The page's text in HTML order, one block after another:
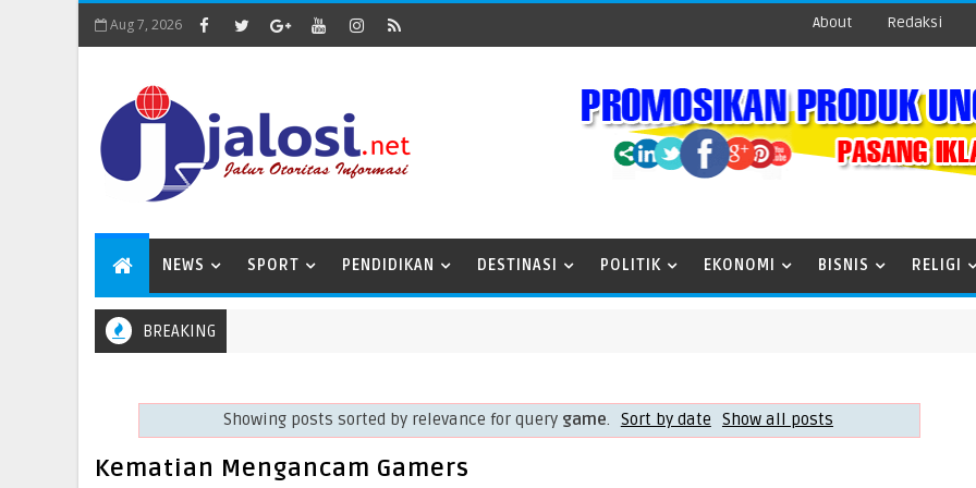
Aug 7, 2026 About Redaksi
NEWS SPORT PENDIDIKAN DESTINASI POLITIK EKONOMI BISNIS RELIGI
BREAKING
Showing posts sorted by relevance for query game. Sort by date Show all posts
Kematian Mengancam Gamers